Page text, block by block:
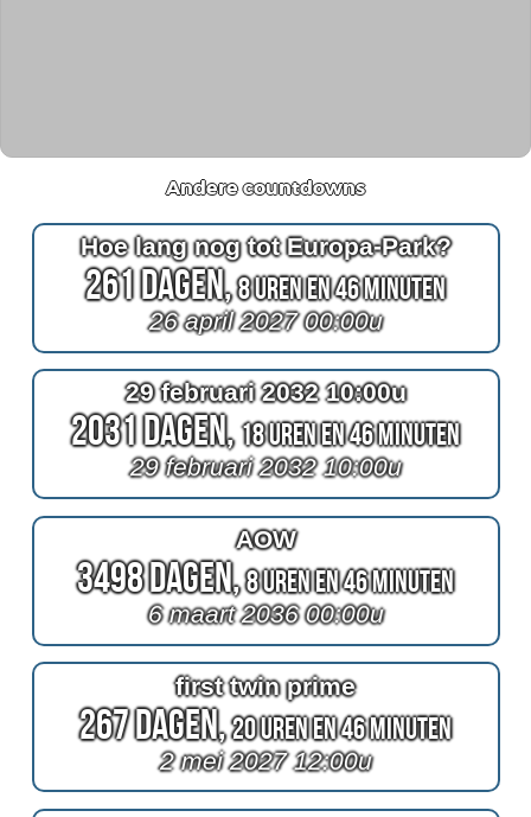
Andere countdowns
Hoe lang nog tot Europa-Park?
261 Dagen,8 Uren en 46 Minuten
26 april 2027 00:00u
29 februari 2032 10:00u
2031 Dagen,18 Uren en 46 Minuten
29 februari 2032 10:00u
AOW
3498 Dagen,8 Uren en 46 Minuten
6 maart 2036 00:00u
first twin prime
267 Dagen,20 Uren en 46 Minuten
2 mei 2027 12:00u